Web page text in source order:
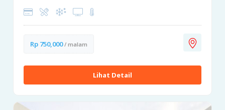
Rp 750,000/ malam
Lihat Detail